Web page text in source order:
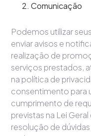
Comunicação
Podemos utilizar
enviar avisos e
realização de
serviços prestados,
na política de
consentimento para
cumprimento de
previstas na Lei
resolução de